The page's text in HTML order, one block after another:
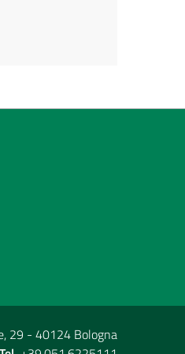
29 - 40124 Bologna